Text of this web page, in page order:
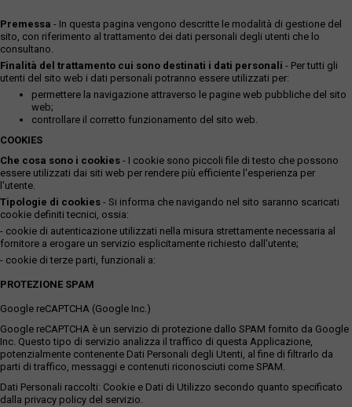
Premessa - In questa pagina vengono descritte le modalità di gestione del
sito, con riferimento al trattamento dei dati personali degli utenti che lo
consultano.
Finalità del trattamento cui sono destinati i dati personali - Per tutti gli
utenti del sito web i dati personali potranno essere utilizzati per:
permettere la navigazione attraverso le pagine web pubbliche del sito
web;
controllare il corretto funzionamento del sito web.
COOKIES
Che cosa sono i cookies - I cookie sono piccoli file di testo che possono
essere utilizzati dai siti web per rendere più efficiente l'esperienza per
l'utente.
Tipologie di cookies - Si informa che navigando nel sito saranno scaricati
cookie definiti tecnici, ossia:
- cookie di autenticazione utilizzati nella misura strettamente necessaria al
fornitore a erogare un servizio esplicitamente richiesto dall'utente;
- cookie di terze parti, funzionali a:
PROTEZIONE SPAM
Google reCAPTCHA (Google Inc.)
Google reCAPTCHA è un servizio di protezione dallo SPAM fornito da Google
Inc. Questo tipo di servizio analizza il traffico di questa Applicazione,
potenzialmente contenente Dati Personali degli Utenti, al fine di filtrarlo da
parti di traffico, messaggi e contenuti riconosciuti come SPAM.
Dati Personali raccolti: Cookie e Dati di Utilizzo secondo quanto specificato
dalla privacy policy del servizio.